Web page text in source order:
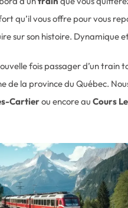
qu’il vous offre pour vous
sur son histoire. Dynamique
fois passager d’un
de la province du Québec.
Cartierou encore auCours